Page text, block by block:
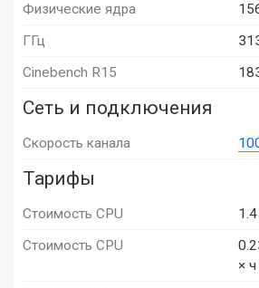
Физические ядра
ГГц
Cinebench R15
Сеть и подключения
Скорость канала
Тарифы
Стоимость CPU
Стоимость CPU
× ч